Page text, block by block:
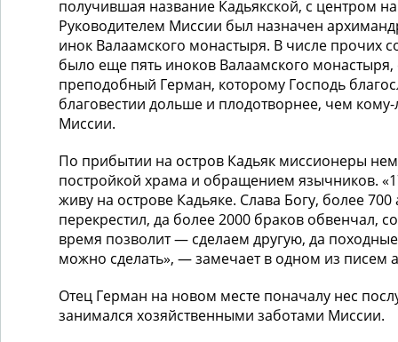
получившая название Кадьякской, с центром
Руководителем Миссии был назначен
инок Валаамского монастыря. В числе прочих
было еще пять иноков Валаамского монастыря,
преподобный Герман, которому Господь
благовестии дольше и плодотвор­нее, чем
Миссии.
По прибытии на остров Кадьяк миссионеры
постройкой храма и обращением язычников.
живу на острове Кадьяке. Слава Богу, более
перекрестил, да более 2000 браков обвенчал,
время позволит — сделаем другую, да
можно сделать», — замечает в одном из писем
Отец Герман на новом месте поначалу нес
занимался хозяйственными заботами Миссии.